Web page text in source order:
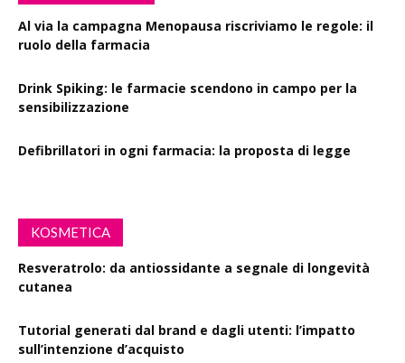
Al via la campagna Menopausa riscriviamo le regole: il
ruolo della farmacia
Drink Spiking: le farmacie scendono in campo per la
sensibilizzazione
Defibrillatori in ogni farmacia: la proposta di legge
KOSMETICA
Resveratrolo: da antiossidante a segnale di longevità
cutanea
Tutorial generati dal brand e dagli utenti: l’impatto
sull’intenzione d’acquisto